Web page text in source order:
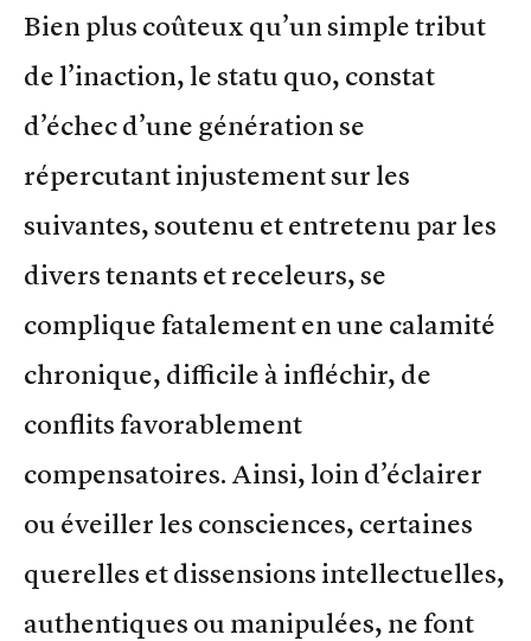
Bien plus coûteux qu’un simple tribut
de l’inaction, le statu quo, constat
d’échec d’une génération se
répercutant injustement sur les
suivantes, soutenu et entretenu par les
divers tenants et receleurs, se
complique fatalement en une calamité
chronique, difficile à infléchir, de
conflits favorablement
compensatoires. Ainsi, loin d’éclairer
ou éveiller les consciences, certaines
querelles et dissensions intellectuelles,
authentiques ou manipulées, ne font